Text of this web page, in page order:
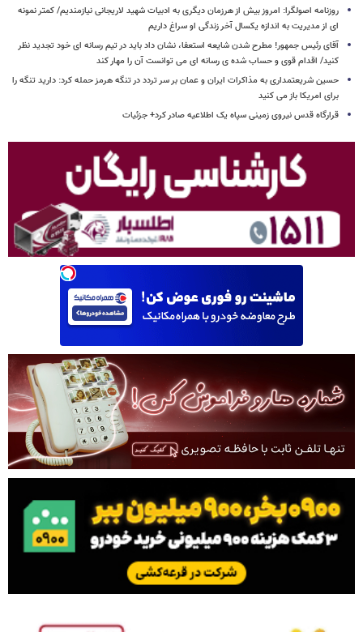
روزنامه اصولگرا: امروز بیش از هرزمان دیگری به ادبیات شهید لاریجانی نیازمندیم/ کمتر نمونه
ای از مدیریت به اندازه یکسال آخر زندگی او سراغ داریم
آقای رئیس جمهور! مطرح شدن شایعه استعفا، نشان داد باید در تیم رسانه ای خود تجدید نظر
کنید/ اقدام قوی و حساب شده ی رسانه ای می توانست آن را مهار کند
حسین شریعتمداری به مذاکرات ایران و عمان بر سر تردد در تنگه هرمز حمله کرد: دارید تنگه را
برای امریکا باز می کنید
قرارگاه قدس نیروی زمینی سپاه یک اطلاعیه صادر کرد+ جزئیات